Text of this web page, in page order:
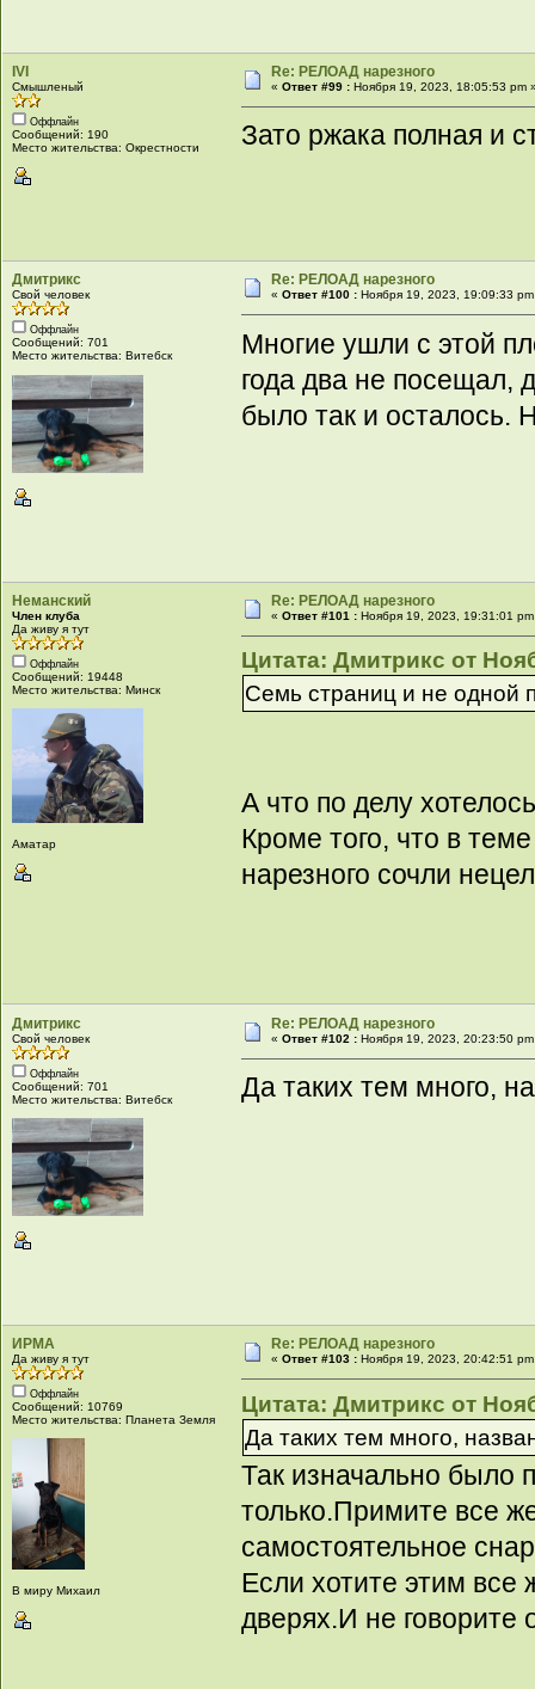
IVI
Смышленый
Оффлайн
Сообщений: 190
Место жительства: Окрестности
Re: РЕЛОАД нарезного
«Ответ #99 : Ноября 19, 2023, 18:05:53 pm
Зато ржака полная и
Дмитрикс
Свой человек
Оффлайн
Сообщений: 701
Место жительства: Витебск
Re: РЕЛОАД нарезного
«Ответ #100 : Ноября 19, 2023, 19:09:33
Многие ушли с этой
года два не посещал,
было так и осталось.
Неманский
Член клуба
Да живу я тут
Оффлайн
Сообщений: 19448
Место жительства: Минск
Аматар
Re: РЕЛОАД нарезного
«Ответ #101 : Ноября 19, 2023, 19:31:01
Цитата: Дмитрикс от
Семь страниц и не одной
А что по делу
Кроме того, что в
нарезного сочли
Дмитрикс
Свой человек
Оффлайн
Сообщений: 701
Место жительства: Витебск
Re: РЕЛОАД нарезного
«Ответ #102 : Ноября 19, 2023, 20:23:50
Да таких тем много,
ИРМА
Да живу я тут
Оффлайн
Сообщений: 10769
Место жительства: Планета Земля
В миру Михаил
Re: РЕЛОАД нарезного
«Ответ #103 : Ноября 19, 2023, 20:42:51
Цитата: Дмитрикс от
Да таких тем много,
Так изначально было
только.Примите все
самостоятельное
Если хотите этим
дверях.И не говорите